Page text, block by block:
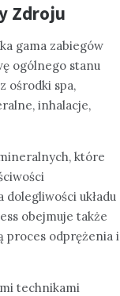
Zdroju
gama zabiegów
ogólnego stanu
ośrodki spa,
inhalacje,
które
układu
obejmuje także
proces odprężenia i
technikami